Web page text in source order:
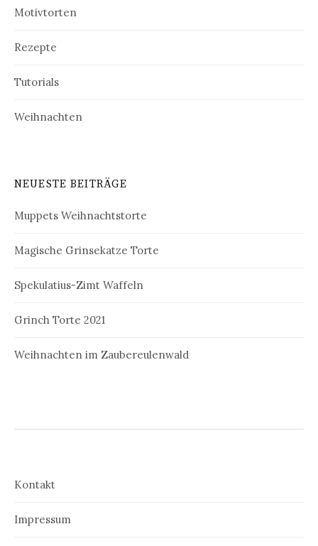
Motivtorten
Rezepte
Tutorials
Weihnachten
NEUESTE BEITRÄGE
Muppets Weihnachtstorte
Magische Grinsekatze Torte
Spekulatius-Zimt Waffeln
Grinch Torte 2021
Weihnachten im Zaubereulenwald
Kontakt
Impressum